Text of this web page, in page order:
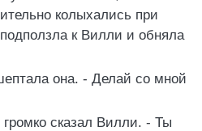
колыхались при
к Вилли и обняла
она. - Делай со мной
сказал Вилли. - Ты